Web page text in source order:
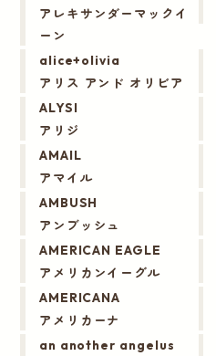
アレキサンダーマックイ
ーン
alice+olivia
アリス アンド オリビア
ALYSI
アリジ
AMAIL
アマイル
AMBUSH
アンブッシュ
AMERICAN EAGLE
アメリカンイーグル
AMERICANA
アメリカーナ
an another angelus